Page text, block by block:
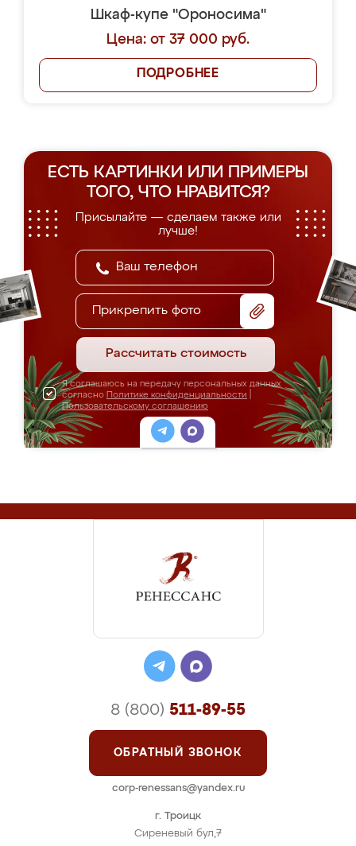
Шкаф-купе "Ороносима"
Цена: от 37 000 руб.
ПОДРОБНЕЕ
ЕСТЬ КАРТИНКИ ИЛИ ПРИМЕРЫ
ТОГО, ЧТО НРАВИТСЯ?
Присылайте — сделаем также или
лучше!
Прикрепить фото
Рассчитать стоимость
Я соглашаюсь на передачу персональных данных
согласно Политике конфиденциальности
Пользовательскому соглашению
г. Троицк
Сиреневый бул,7
8 (800) 511-89-55
ОБРАТНЫЙ ЗВОНОК
corp-renessans@yandex.ru